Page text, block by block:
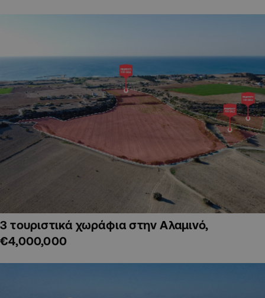
3 τουριστικά χωράφια στην Αλαμινό,
€4,000,000